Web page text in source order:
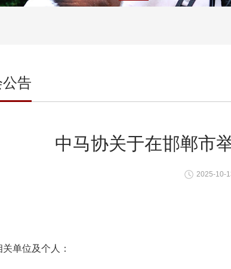
告
中马协关于在邯郸市
2025-10-
关单位及个人：